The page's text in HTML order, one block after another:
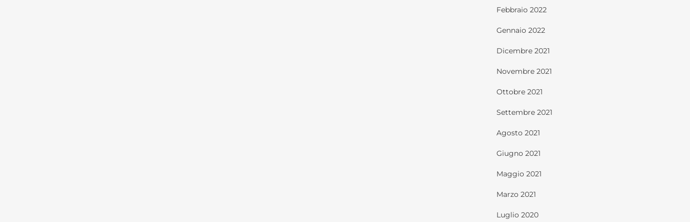
Febbraio 2022
Gennaio 2022
Dicembre 2021
Novembre 2021
Ottobre 2021
Settembre 2021
Agosto 2021
Giugno 2021
Maggio 2021
Marzo 2021
Luglio 2020